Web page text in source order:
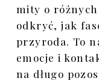
mity o
odkryć, jak
przyroda. To
emocje i
na długo